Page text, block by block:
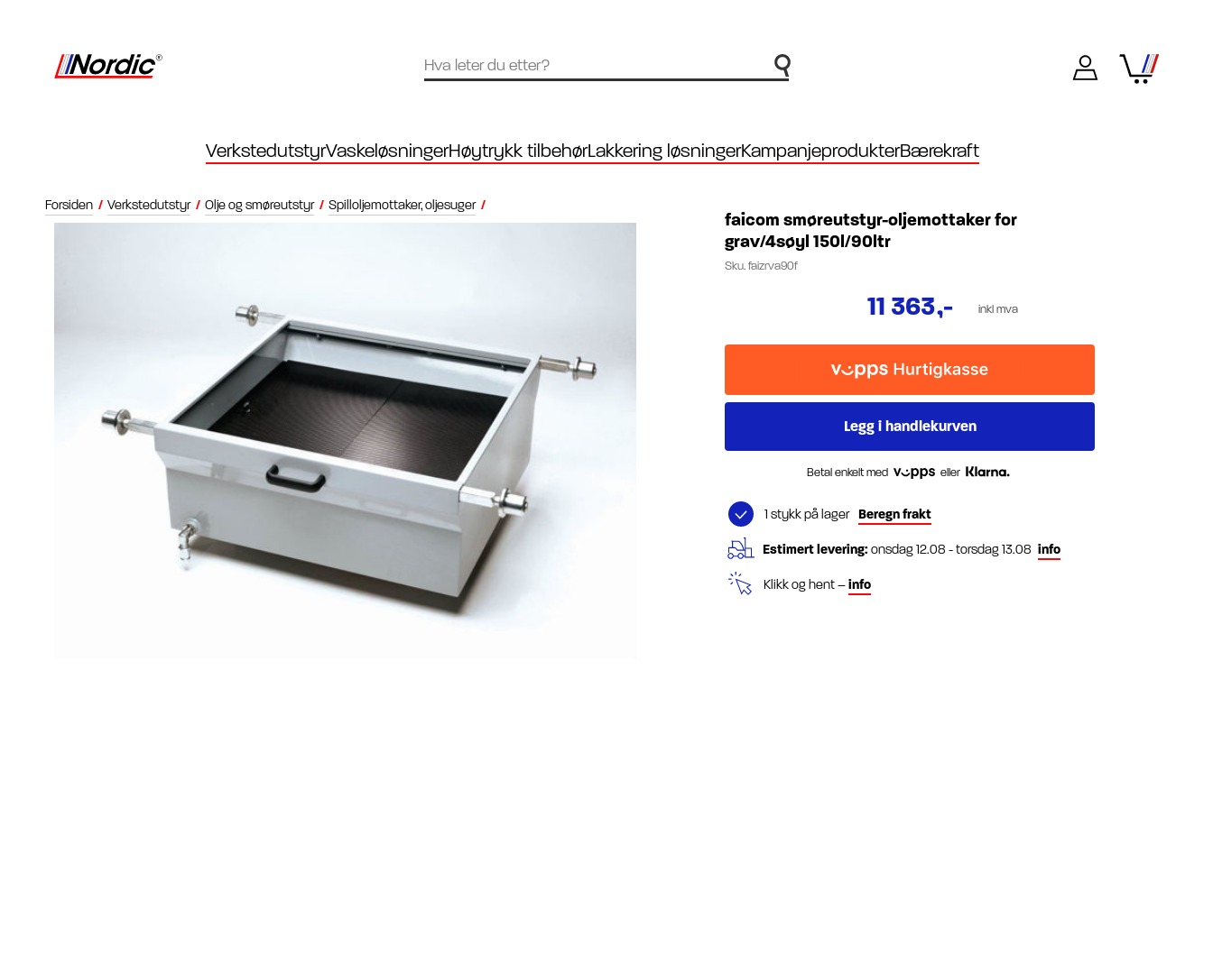
VerkstedutstyrVaskeløsningerHøytrykk tilbehørLakkering løsningerKampanjeprodukterBærekraft
Forsiden / Verkstedutstyr / Olje og smøreutstyr / Spilloljemottaker, oljesuger /
faicom smøreutstyr-oljemottaker for
grav/4søyl 150l/90ltr
Sku. faizrva90f
11 363,- inkl mva
Betal enkelt med eller
1 stykk på lager Beregn frakt
Estimert levering:onsdag 12.08 - torsdag 13.08 info
Klikk og hent –info